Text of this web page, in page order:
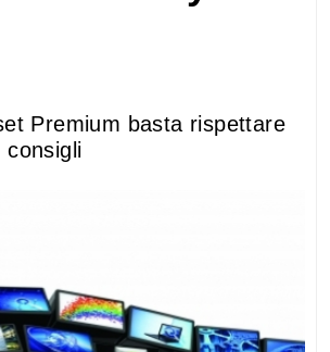
Premium basta rispettare
consigli